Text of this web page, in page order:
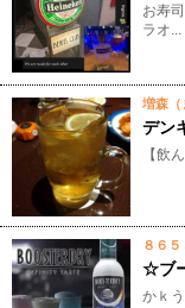
お寿
ラオ...
増森（
デン
【飲
８６５
☆ブ
かｋ